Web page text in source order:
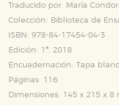
Traducido por:
María Condor
Colección:
Biblioteca de
ISBN: 978-84-17454-04-3
Edición: 1ª, 2018
Encuadernación: Tapa
Páginas: 116
Dimensiones: 145 x 215 x 8